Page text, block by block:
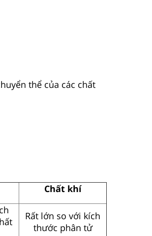
thể của các chất
Chất khí
Rất lớn so với kích
thước phân tử